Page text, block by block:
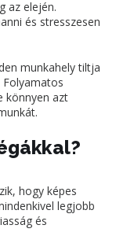
az elején.
és stresszesen
munkahely tiltja
könnyen azt
hogy képes
legjobb
és